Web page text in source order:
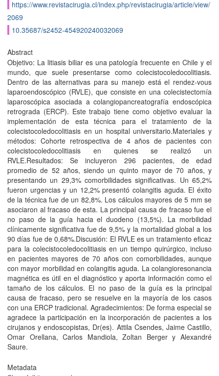
https://www.revistacirugia.cl/index.php/revistacirugia/article/view/
2069
10.35687/s2452-454920240032069
Abstract
Objetivo: La litiasis biliar es una patología frecuente en Chile y el
mundo, que suele presentarse como colecistocoledocolitiasis.
Dentro de las alternativas para su manejo está el rendez-vous
laparoendoscópico (RVLE), que consiste en una colecistectomía
laparoscópica asociada a colangiopancreatografía endoscópica
retrograda (ERCP). Este trabajo tiene como objetivo evaluar la
implementación de esta técnica para el tratamiento de la
colecistocoledocolitiasis en un hospital universitario.Materiales y
métodos: Cohorte retrospectiva de 4 años de pacientes con
colecistocoledocolitiasis en quienes se realizó un
RVLE.Resultados: Se incluyeron 296 pacientes, de edad
promedio de 52 años, siendo un quinto mayor de 70 años, y
presentando un 29,3% comorbilidades significativas. Un 65,2%
fueron urgencias y un 12,2% presentó colangitis aguda. El éxito
de la técnica fue de un 82,8%. Los cálculos mayores de 5 mm se
asociaron al fracaso de esta. La principal causa de fracaso fue el
no paso de la guía hacia el duodeno (13,5%). La morbilidad
clínicamente significativa fue de 9,5% y la mortalidad global a los
90 días fue de 0,68%.Discusión: El RVLE es un tratamiento eficaz
para la colecistocoledocolitiasis en un tiempo quirúrgico, incluso
en pacientes mayores de 70 años con comorbilidades, aunque
con mayor morbilidad en colangitis aguda. La colangioresonancia
magnética es útil en el diagnóstico y aporta información como el
tamaño de los cálculos. El no paso de la guía es la principal
causa de fracaso, pero se resuelve en la mayoría de los casos
con una ERCP tradicional. Agradecimientos: De forma especial se
agradece la participación en la incorporación de pacientes a los
cirujanos y endoscopistas, Dr(es). Attila Csendes, Jaime Castillo,
Omar Orellana, Carlos Mandiola, Zoltan Berger y Alexandré
Saure.
Metadata